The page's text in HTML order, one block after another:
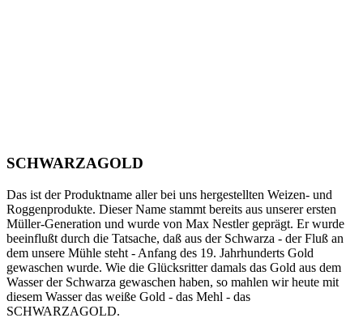
SCHWARZAGOLD
Das ist der Produktname aller bei uns hergestellten Weizen- und
Roggenprodukte. Dieser Name stammt bereits aus unserer ersten
Müller-Generation und wurde von Max Nestler geprägt. Er wurde
beeinflußt durch die Tatsache, daß aus der Schwarza - der Fluß an
dem unsere Mühle steht - Anfang des 19. Jahrhunderts Gold
gewaschen wurde. Wie die Glücksritter damals das Gold aus dem
Wasser der Schwarza gewaschen haben, so mahlen wir heute mit
diesem Wasser das weiße Gold - das Mehl - das
SCHWARZAGOLD.